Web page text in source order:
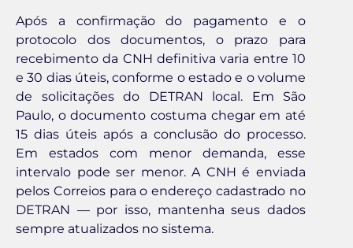
Após a confirmação do pagamento e o
protocolo dos documentos, o prazo para
recebimento da CNH definitiva varia entre 10
e 30 dias úteis, conforme o estado e o volume
de solicitações do DETRAN local. Em São
Paulo, o documento costuma chegar em até
15 dias úteis após a conclusão do processo.
Em estados com menor demanda, esse
intervalo pode ser menor. A CNH é enviada
pelos Correios para o endereço cadastrado no
DETRAN — por isso, mantenha seus dados
sempre atualizados no sistema.